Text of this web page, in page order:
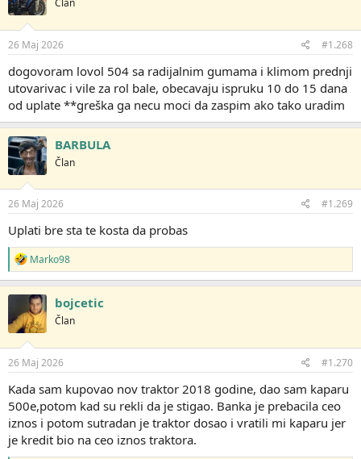
Član
26 Maj 2026 #1.268
dogovoram lovol 504 sa radijalnim gumama i klimom prednji
utovarivac i vile za rol bale, obecavaju ispruku 10 do 15 dana
od uplate **greška ga necu moci da zaspim ako tako uradim
BARBULA
Član
26 Maj 2026 #1.269
Uplati bre sta te kosta da probas
R
e
a
g
o
v
a
n
j
:
Marko98
bojcetic
Član
26 Maj 2026 #1.270
Kada sam kupovao nov traktor 2018 godine, dao sam kaparu
500e,potom kad su rekli da je stigao. Banka je prebacila ceo
iznos i potom sutradan je traktor dosao i vratili mi kaparu jer
je kredit bio na ceo iznos traktora.